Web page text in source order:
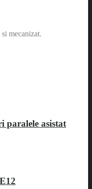
mecanizat.
paralele asistat